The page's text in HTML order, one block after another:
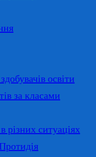
освіти
за класами
різних ситуаціях